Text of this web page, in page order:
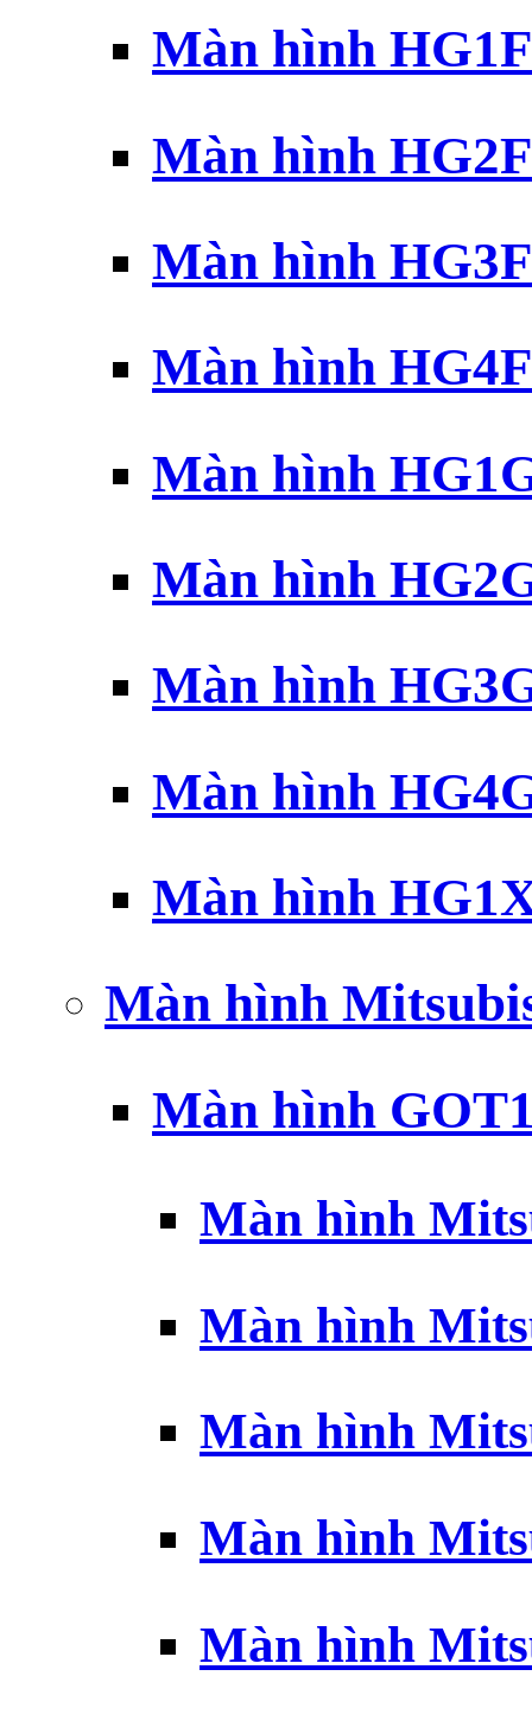
Màn hình
Màn hình
Màn hình
Màn hình
Màn hình
Màn hình
Màn hình
Màn hình
Màn hình
Màn hình
Màn hình
Màn hình
Màn hình
Màn hình
Màn hình
Màn hình